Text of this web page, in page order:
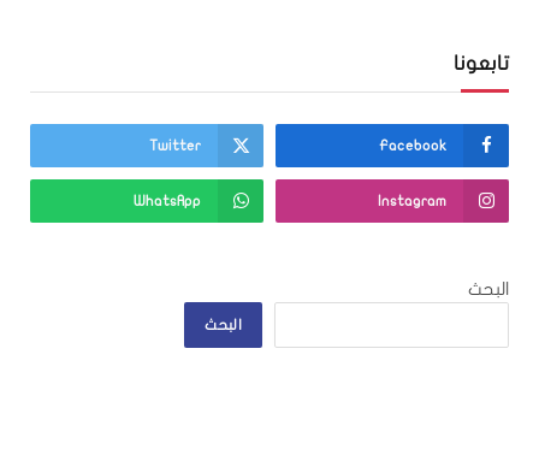
تابعونا
Facebook
Twitter
Instagram
WhatsApp
البحث
البحث